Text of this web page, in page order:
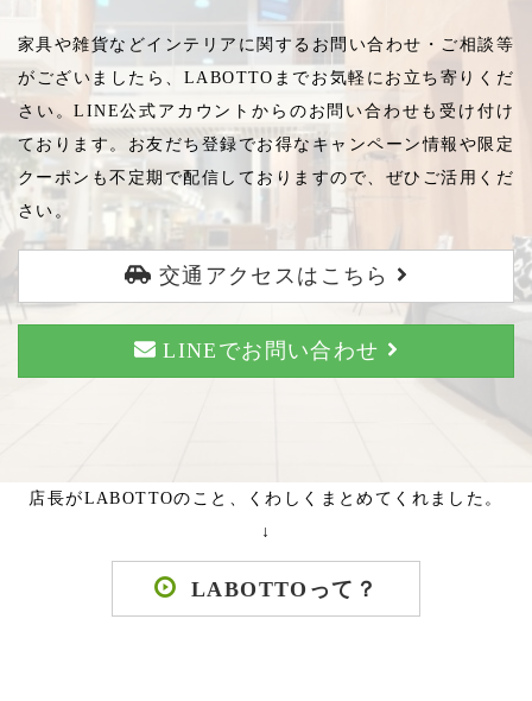
家具や雑貨などインテリアに関するお問い合わせ・ご相談等
がございましたら、LABOTTOまでお気軽にお立ち寄りくだ
さい。LINE公式アカウントからのお問い合わせも受け付け
ております。お友だち登録でお得なキャンペーン情報や限定
クーポンも不定期で配信しておりますので、ぜひご活用くだ
さい。
交通アクセスはこちら
LINEでお問い合わせ
店長がLABOTTOのこと、くわしくまとめてくれました。
↓
LABOTTOって？